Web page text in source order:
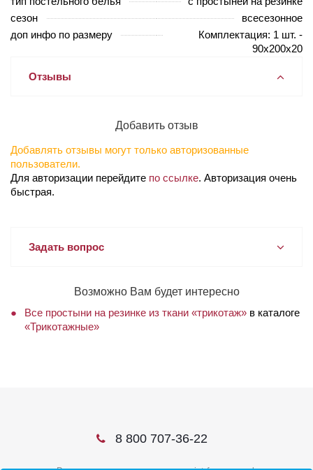
сезон
всесезонное
доп инфо по размеру
Комплектация: 1 шт. -
90х200х20
Отзывы
Добавить отзыв
Добавлять отзывы могут только авторизованные
пользователи.
Для авторизации перейдите по ссылке. Авторизация очень
быстрая.
Задать вопрос
Возможно Вам будет интересно
Все простыни на резинке из ткани «трикотаж» в каталоге
«Трикотажные»
8 800 707-36-22